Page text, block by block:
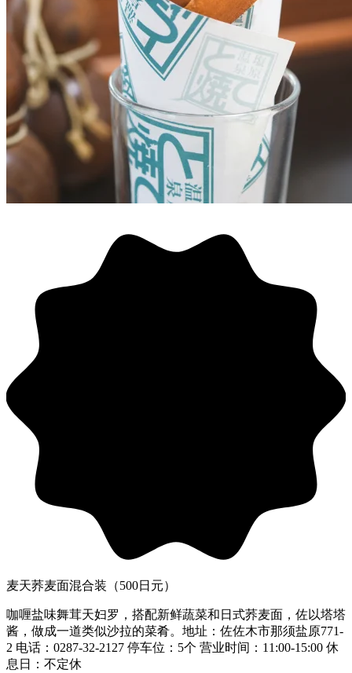
麦天荞麦面混合装（500日元）
咖喱盐味舞茸天妇罗，搭配新鲜蔬菜和日式荞麦面，佐以塔塔
酱，做成一道类似沙拉的菜肴。地址：佐佐木市那须盐原771-
2 电话：0287-32-2127 停车位：5个 营业时间：11:00-15:00 休
息日：不定休